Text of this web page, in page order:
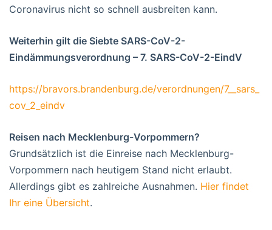
Coronavirus nicht so schnell ausbreiten kann.
Weiterhin gilt die Siebte SARS-CoV-2-
Eindämmungsverordnung – 7. SARS-CoV-2-EindV
https://bravors.brandenburg.de/verordnungen/7__sars_
cov_2_eindv
Reisen nach Mecklenburg-Vorpommern?
Grundsätzlich ist die Einreise nach Mecklenburg-
Vorpommern nach heutigem Stand nicht erlaubt.
Allerdings gibt es zahlreiche Ausnahmen. Hier findet
Ihr eine Übersicht.